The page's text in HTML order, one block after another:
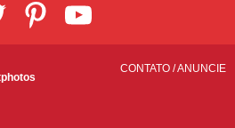
CONTATO /ANUNCIE